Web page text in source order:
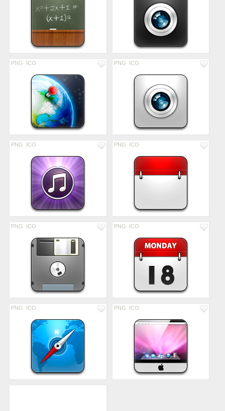
PNG ICO PNG ICO
PNG ICO PNG ICO
PNG ICO PNG ICO
PNG ICO PNG ICO